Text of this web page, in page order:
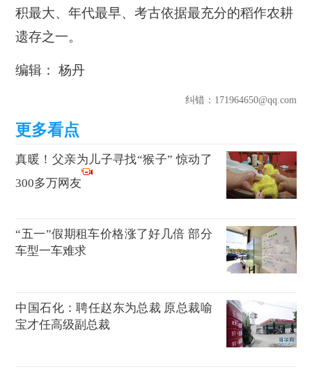
积最大、年代最早、考古依据最充分的稻作农耕
遗存之一。
编辑： 杨丹
纠错：171964650@qq.com
真暖！父亲为儿子寻找“猴子” 惊动了
300多万网友
“五一”假期租车价格涨了好几倍 部分
车型一车难求
中国石化：聘任赵东为总裁 原总裁喻
宝才任高级副总裁